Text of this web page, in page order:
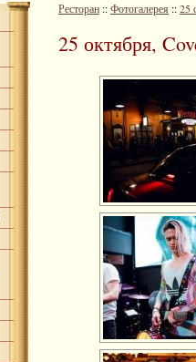
Ресторан ::Фотогалерея ::25
25 октября,